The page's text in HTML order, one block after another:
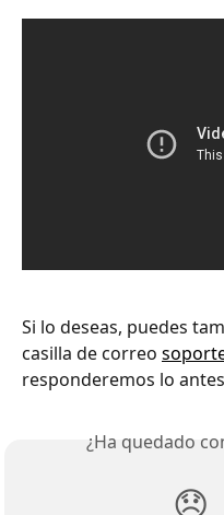
Si lo deseas, puedes
casilla de correo
responderemos lo
¿Ha quedado
😞